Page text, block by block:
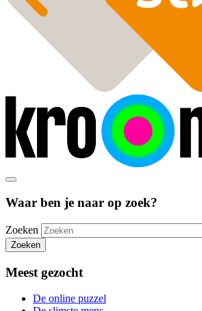
Waar ben je naar op zoek?
Zoeken
Zoeken
Meest gezocht
De online puzzel